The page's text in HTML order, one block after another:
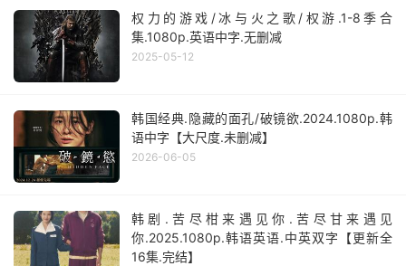
权力的游戏/冰与火之歌/权游.1-8季合
集.1080p.英语中字.无删减
2025-05-12
韩国经典.隐藏的面孔/破镜欲.2024.1080p.韩
语中字【大尺度.未删减】
2026-06-05
韩剧.苦尽柑来遇见你.苦尽甘来遇见
你.2025.1080p.韩语英语.中英双字【更新全
16集.完结】